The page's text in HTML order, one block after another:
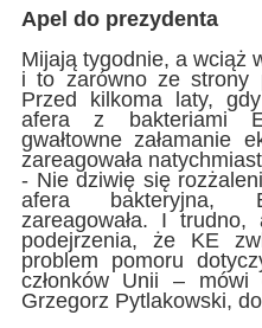
Apel do prezydenta
Mijają tygodnie, a wciąż
i to zarówno ze strony
Przed kilkoma laty,
afera z bakteriami
gwałtowne załamanie
zareagowała
- Nie dziwię się
afera bakteryjna,
zareagowała. I
podejrzenia, że KE
problem pomoru
członków Unii – mówi
Grzegorz Pytlakowski,